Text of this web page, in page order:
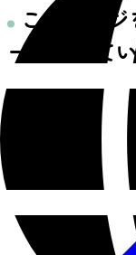
このページ
ージを見てい